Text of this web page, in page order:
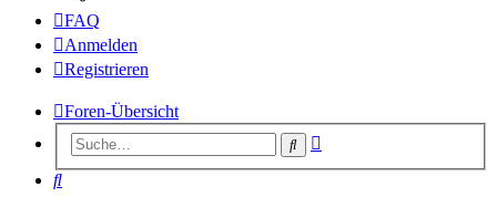
FAQ
Anmelden
Registrieren
Foren-Übersicht
Suche
Suche